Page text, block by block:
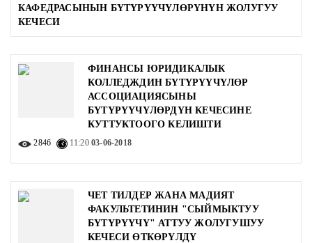
КАФЕДРАСЫНЫН БҮТҮРҮҮЧҮЛӨРҮНҮН ЖОЛУГУУ
КЕЧЕСИ
ФИНАНСЫ ЮРИДИКАЛЫК
КОЛЛЕДЖДИН БҮТҮРҮҮЧҮЛӨР
АССОЦИАЦИЯСЫНЫ
БҮТҮРҮҮЧҮЛӨРДҮН КЕЧЕСИНЕ
КУТТУКТООГО КЕЛИШТИ
2846 11:2003-06-2018
ЧЕТ ТИЛДЕР ЖАНА МАДИЯТ
ФАКУЛЬТЕТИНИН "СЫЙМЫКТУУ
БҮТҮРҮҮЧҮ" АТТУУ ЖОЛУГУШУУ
КЕЧЕСИ ӨТКӨРҮЛДҮ